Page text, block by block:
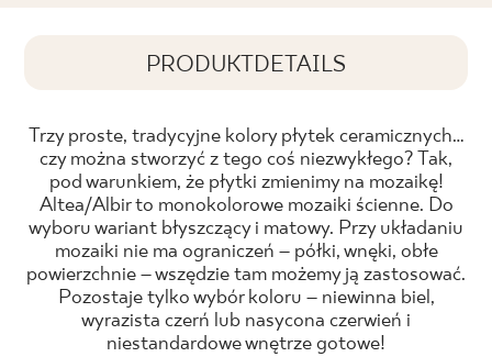
PRODUKTDETAILS
Trzy proste, tradycyjne kolory płytek ceramicznych…
czy można stworzyć z tego coś niezwykłego? Tak,
pod warunkiem, że płytki zmienimy na mozaikę!
Altea/Albir to monokolorowe mozaiki ścienne. Do
wyboru wariant błyszczący i matowy. Przy układaniu
mozaiki nie ma ograniczeń – półki, wnęki, obłe
powierzchnie – wszędzie tam możemy ją zastosować.
Pozostaje tylko wybór koloru – niewinna biel,
wyrazista czerń lub nasycona czerwień i
niestandardowe wnętrze gotowe!